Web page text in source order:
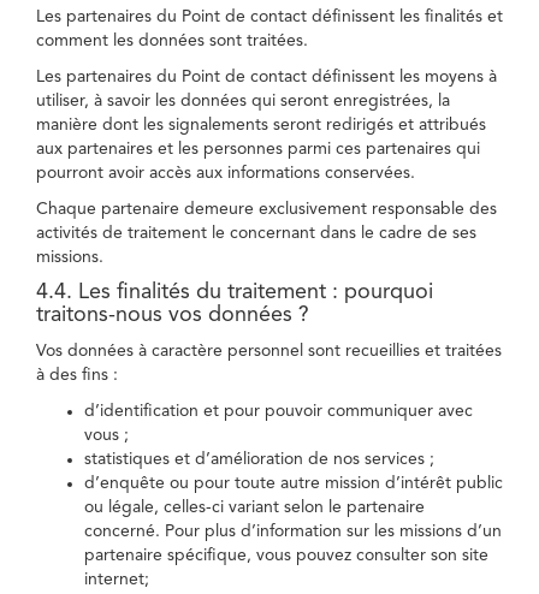
Les partenaires du Point de contact définissent les finalités et
comment les données sont traitées.
Les partenaires du Point de contact définissent les moyens à
utiliser, à savoir les données qui seront enregistrées, la
manière dont les signalements seront redirigés et attribués
aux partenaires et les personnes parmi ces partenaires qui
pourront avoir accès aux informations conservées.
Chaque partenaire demeure exclusivement responsable des
activités de traitement le concernant dans le cadre de ses
missions.
4.4. Les finalités du traitement : pourquoi
traitons-nous vos données ?
Vos données à caractère personnel sont recueillies et traitées
à des fins :
d’identification et pour pouvoir communiquer avec
vous ;
statistiques et d’amélioration de nos services ;
d’enquête ou pour toute autre mission d’intérêt public
ou légale, celles-ci variant selon le partenaire
concerné. Pour plus d’information sur les missions d’un
partenaire spécifique, vous pouvez consulter son site
internet;